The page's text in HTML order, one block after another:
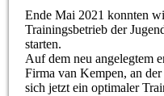
Ende Mai 2021 konnten
Trainingsbetrieb der
starten.
Auf dem neu angelegtem
Firma van Kempen, an
sich jetzt ein optimaler